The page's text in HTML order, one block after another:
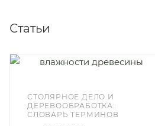
Статьи
СТОЛЯРНОЕ ДЕЛО И
ДЕРЕВООБРАБОТКА:
СЛОВАРЬ ТЕРМИНОВ